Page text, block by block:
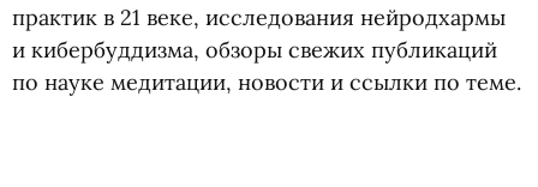
практик в 21 веке, исследования нейродхармы
и кибербуддизма, обзоры свежих публикаций
по науке медитации, новости и ссылки по теме.